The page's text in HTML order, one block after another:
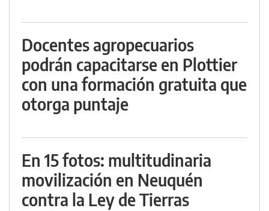
Docentes agropecuarios
podrán capacitarse en Plottier
con una formación gratuita que
otorga puntaje
En 15 fotos: multitudinaria
movilización en Neuquén
contra la Ley de Tierras